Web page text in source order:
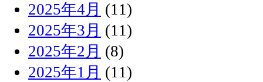
2025年4月 (11)
2025年3月 (11)
2025年2月 (8)
2025年1月 (11)